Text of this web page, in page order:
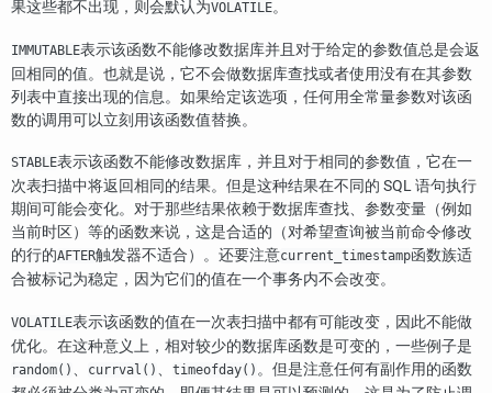
果这些都不出现，则会默认为VOLATILE。
IMMUTABLE表示该函数不能修改数据库并且对于给定的参数值总是会返
回相同的值。也就是说，它不会做数据库查找或者使用没有在其参数
列表中直接出现的信息。如果给定该选项，任何用全常量参数对该函
数的调用可以立刻用该函数值替换。
STABLE表示该函数不能修改数据库，并且对于相同的参数值，它在一
次表扫描中将返回相同的结果。但是这种结果在不同的 SQL 语句执行
期间可能会变化。对于那些结果依赖于数据库查找、参数变量（例如
当前时区）等的函数来说，这是合适的（对希望查询被当前命令修改
的行的AFTER触发器不适合）。还要注意current_timestamp函数族适
合被标记为稳定，因为它们的值在一个事务内不会改变。
VOLATILE表示该函数的值在一次表扫描中都有可能改变，因此不能做
优化。在这种意义上，相对较少的数据库函数是可变的，一些例子是
random() 、 currval() 、 timeofday() 。但是注意任何有副作用的函数